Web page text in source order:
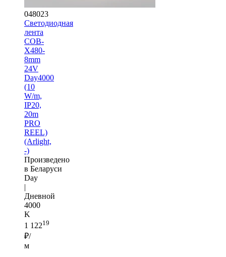
048023
Светодиодная
лента
COB-
X480-
8mm
24V
Day4000
(10
W/m,
IP20,
20m
PRO
REEL)
(Arlight,
-)
Произведено
в Беларуси
Day
|
Дневной
4000
K
1 12219
₽/
м